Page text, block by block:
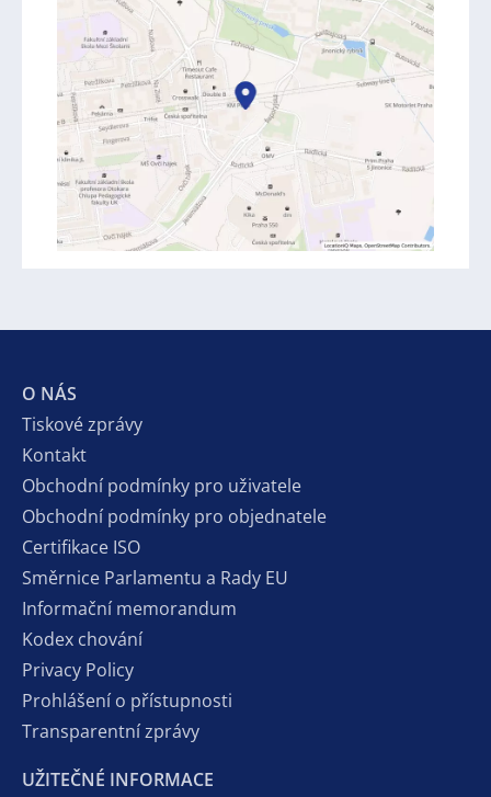
O NÁS
Tiskové zprávy
Kontakt
Obchodní podmínky pro uživatele
Obchodní podmínky pro objednatele
Certifikace ISO
Směrnice Parlamentu a Rady EU
Informační memorandum
Kodex chování
Privacy Policy
Prohlášení o přístupnosti
Transparentní zprávy
UŽITEČNÉ INFORMACE